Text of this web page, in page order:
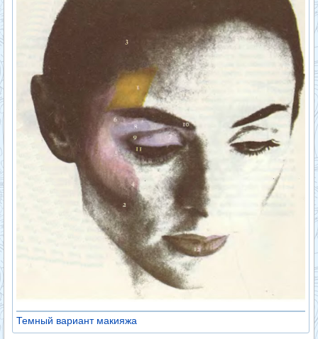
Темный вариант макияжа